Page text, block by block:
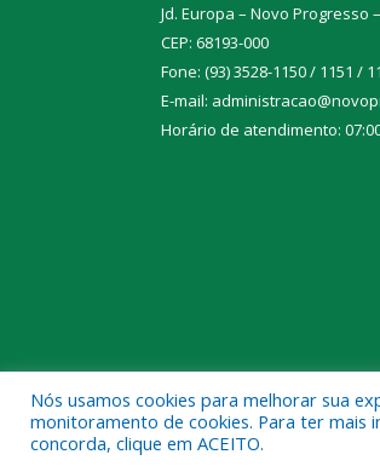
Jd. Europa – Novo Progresso
CEP: 68193-000
Fone: (93) 3528-1150 / 1151 /
E-mail:
Horário de atendimento:
Todos os direitos
Nós usamos cookies para melhorar sua
monitoramento de cookies. Para ter mais
concorda, clique em ACEITO.